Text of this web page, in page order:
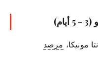
مونيكا، مرصد